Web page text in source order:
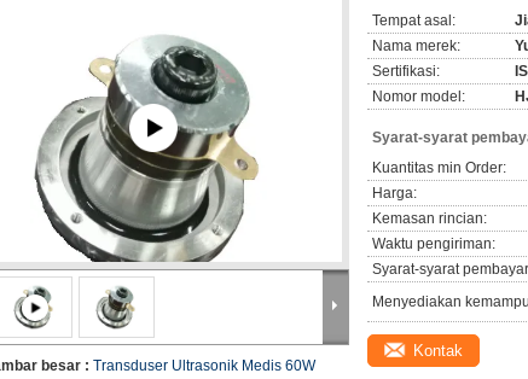
besar : Transduser Ultrasonik Medis 60W
Tempat asal:
Nama merek:
Sertifikasi:
Nomor model:
Syarat-syarat
Kuantitas min Order:
Harga:
Kemasan rincian:
Waktu pengiriman:
Syarat-syarat
Menyediakan
Kontak